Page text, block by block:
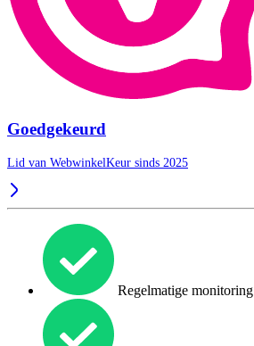
Goedgekeurd
Lid van WebwinkelKeur sinds 2025
Regelmatige monitoring